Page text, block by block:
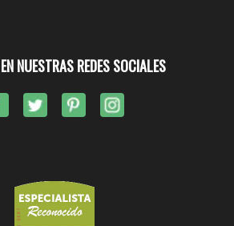
NUESTRAS REDES SOCIALES